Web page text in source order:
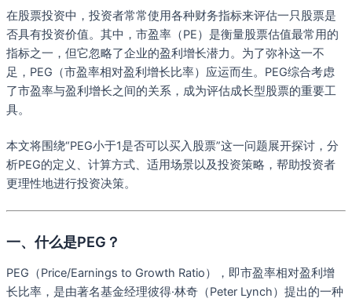
在股票投资中，投资者常常使用各种财务指标来评估一只股票是
否具有投资价值。其中，市盈率（PE）是衡量股票估值最常用的
指标之一，但它忽略了企业的盈利增长潜力。为了弥补这一不
足，PEG（市盈率相对盈利增长比率）应运而生。PEG综合考虑
了市盈率与盈利增长之间的关系，成为评估成长型股票的重要工
具。
本文将围绕“PEG小于1是否可以买入股票”这一问题展开探讨，分
析PEG的定义、计算方式、适用场景以及投资策略，帮助投资者
更理性地进行投资决策。
一、什么是PEG？
PEG（Price/Earnings to Growth Ratio），即市盈率相对盈利增
长比率，是由著名基金经理彼得·林奇（Peter Lynch）提出的一种